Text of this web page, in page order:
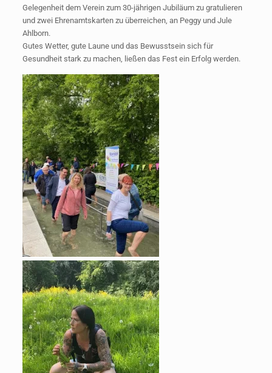
Gelegenheit dem Verein zum 30-jährigen Jubiläum zu gratulieren
und zwei Ehrenamtskarten zu überreichen, an Peggy und Jule
Ahlborn.
Gutes Wetter, gute Laune und das Bewusstsein sich für
Gesundheit stark zu machen, ließen das Fest ein Erfolg werden.